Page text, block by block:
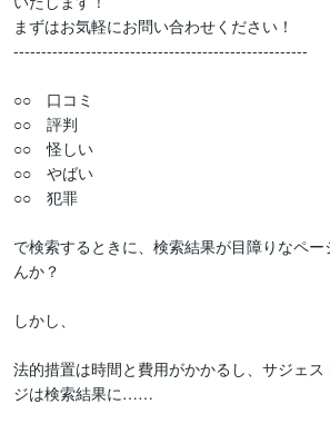
まずはお気軽にお問い合わせください！
-----------------------------------------------------
○○　口コミ
○○　評判
○○　怪しい
○○　やばい
○○　犯罪
で検索するときに、検索結果が目障りなペ
んか？
しかし、
法的措置は時間と費用がかかるし、サジェ
ジは検索結果に……